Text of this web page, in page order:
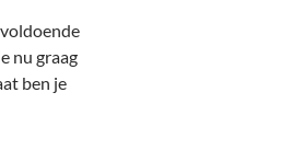
nu graag
ben je